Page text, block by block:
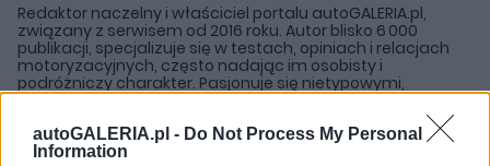
autoGALERIA.pl - Do Not Process My Personal
Information
Redaktor naczelny i właściciel portalu autoGALERIA.pl,
związany z serwisem od 2016 roku. Autor blisko 6 000
publikacji, specjalizuje się w testach, opiniach i relacjach
motoryzacyjnych, często nadając im osobisty i
podróżniczy charakter. Pasjonuje się nietypowymi,
emocjonującymi samochodami oraz włoskimi i
słoweńskimi krajobrazami, co często przewija się w jego
tekstach. Prowadzi także kanał YouTube „Kuchno Rides!”,
gdzie w swobodnym stylu komentuje świat motoryzacji.